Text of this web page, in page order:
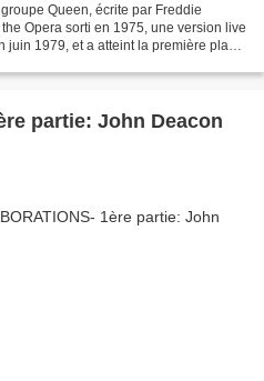
Queen, écrite par Freddie
Opera sorti en 1975, une version live
1979, et a atteint la première place
partie: John Deacon